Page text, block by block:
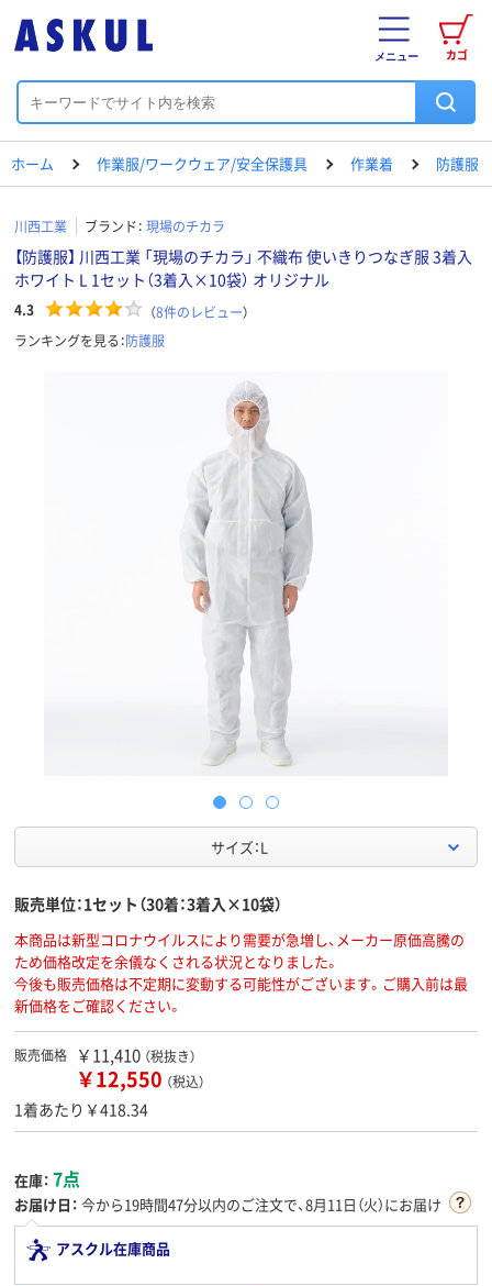
カゴ
メニュー
ホーム 作業服/ワークウェア/安全保護具 作業着 防護服
川西工業 ブランド： 現場のチカラ
【防護服】 川西工業 「現場のチカラ」 不織布 使いきりつなぎ服 3着入
ホワイト L 1セット（3着入×10袋） オリジナル
4.3 （8件のレビュー）
ランキングを見る：防護服
サイズ：L
販売単位：1セット（30着：3着入×10袋）
本商品は新型コロナウイルスにより需要が急増し、メーカー原価高騰の
ため価格改定を余儀なくされる状況となりました。
今後も販売価格は不定期に変動する可能性がございます。ご購入前は最
新価格をご確認ください。
販売価格 ￥11,410 （税抜き）
￥12,550 （税込）
1着あたり￥418.34
在庫： 7点
お届け日： 今から19時間47分以内のご注文で、8月11日（火）にお届け
アスクル在庫商品